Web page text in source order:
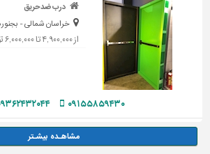
درب ضدحریق
خراسان شمالی -
از ۴,۹۰۰,۰۰۰ تا ۶,۰۰۰,۰۰۰ تومان
۰۹۱۵۵۸۵۹۴۳۰